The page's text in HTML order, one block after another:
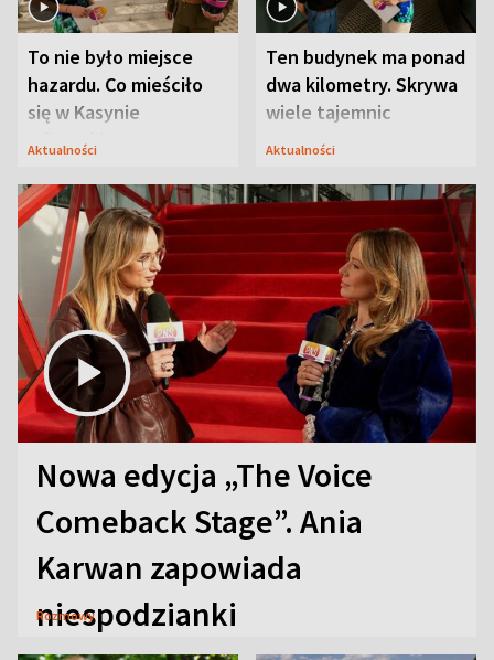
To nie było miejsce
hazardu. Co mieściło
się w Kasynie
Oficerskim?
Aktualności
Ten budynek ma ponad
dwa kilometry. Skrywa
wiele tajemnic
Aktualności
Nowa edycja „The Voice
Comeback Stage”. Ania
Karwan zapowiada
niespodzianki
Rozmowy